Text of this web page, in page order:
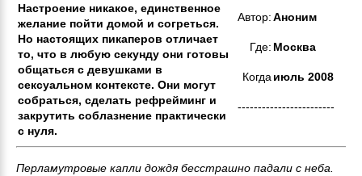
Настроение никакое, единственное
желание пойти домой и согреться.
Но настоящих пикаперов отличает
то, что в любую секунду они готовы
общаться с девушками в
сексуальном контексте. Они могут
собраться, сделать рефрейминг и
закрутить соблазнение практически
с нуля.
Автор:Аноним
Где: Москва
Когда июль 2008
------------------------
Перламутровые капли дождя бесстрашно падали с неба.